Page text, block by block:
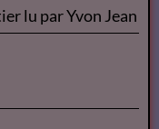
Violoncelle -